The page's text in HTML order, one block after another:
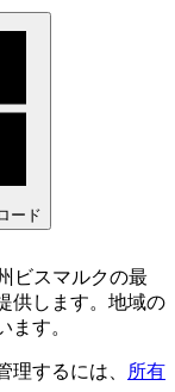
ード
ビスマルクの最
供します。地域の
ます。
理するには、
所有